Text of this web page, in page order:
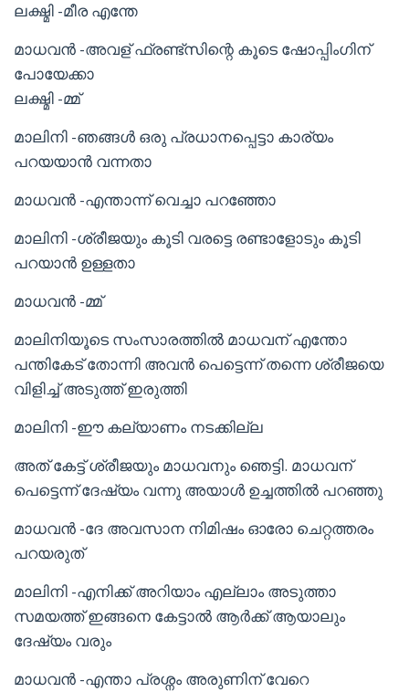
ലക്ഷ്മി -മീര എന്തേ
മാധവൻ -അവള് ഫ്രണ്ട്സിന്റെ കൂടെ ഷോപ്പിംഗിന്
പോയേക്കാ
ലക്ഷ്മി -മ്മ്
മാലിനി -ഞങ്ങൾ ഒരു പ്രധാനപ്പെട്ടാ കാര്യം
പറയയാൻ വന്നതാ
മാധവൻ -എന്താന്ന് വെച്ചാ പറഞ്ഞോ
മാലിനി -ശ്രീജയും കൂടി വരട്ടെ രണ്ടാളോടും കൂടി
പറയാൻ ഉള്ളതാ
മാധവൻ -മ്മ്
മാലിനിയൂടെ സംസാരത്തിൽ മാധവന് എന്തോ
പന്തികേട് തോന്നി അവൻ പെട്ടെന്ന് തന്നെ ശ്രീജയെ
വിളിച്ച് അടുത്ത് ഇരുത്തി
മാലിനി -ഈ കല്യാണം നടക്കില്ല
അത് കേട്ട് ശ്രീജയും മാധവനും ഞെട്ടി. മാധവന്
പെട്ടെന്ന് ദേഷ്യം വന്നു അയാൾ ഉച്ചത്തിൽ പറഞ്ഞു
മാധവൻ -ദേ അവസാന നിമിഷം ഓരോ ചെറ്റത്തരം
പറയരുത്
മാലിനി -എനിക്ക് അറിയാം എല്ലാം അടുത്താ
സമയത്ത് ഇങ്ങനെ കേട്ടാൽ ആർക്ക് ആയാലും
ദേഷ്യം വരും
മാധവൻ -എന്താ പ്രശ്നം അരുണിന് വേറെ